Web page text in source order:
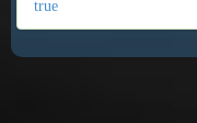
true